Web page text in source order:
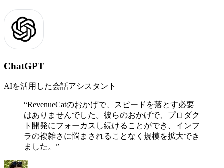
ChatGPT
AIを活用した会話アシスタント
“RevenueCatのおかげで、スピードを落とす必要
はありませんでした。彼らのおかげで、プロダク
ト開発にフォーカスし続けることができ、インフ
ラの複雑さに悩まされることなく規模を拡大でき
ました。 ”